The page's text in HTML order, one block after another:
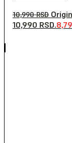
10,990RSD
10,990 RSD.